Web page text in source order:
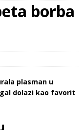
borba
plasman u
dolazi kao favorit